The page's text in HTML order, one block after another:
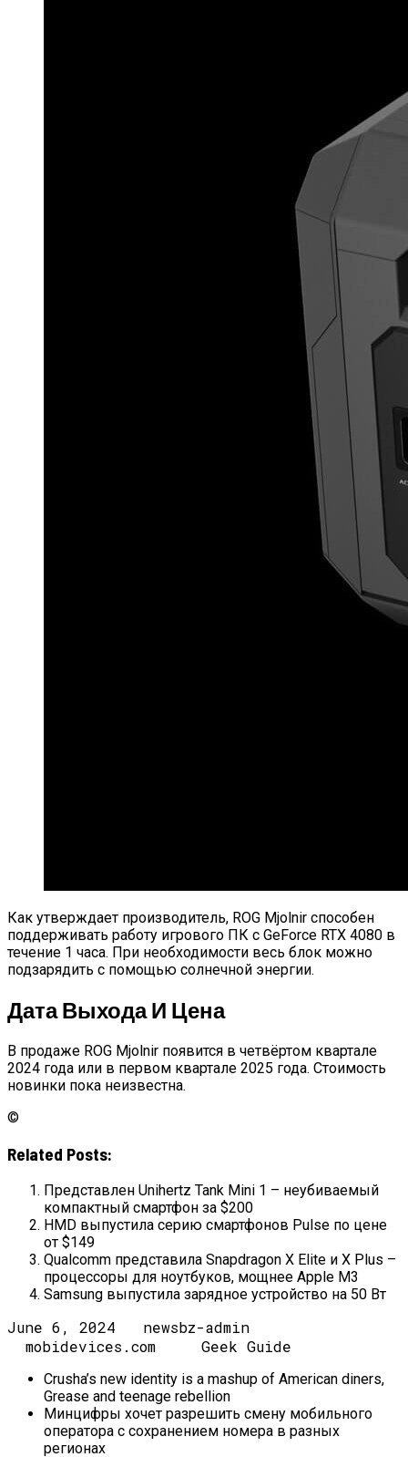
Как утверждает производитель, ROG Mjolnir способен
поддерживать работу игрового ПК с GeForce RTX 4080 в
течение 1 часа. При необходимости весь блок можно
подзарядить с помощью солнечной энергии.
Дата Выхода И Цена
В продаже ROG Mjolnir появится в четвёртом квартале
2024 года или в первом квартале 2025 года. Стоимость
новинки пока неизвестна.
©
Related Posts:
Представлен Unihertz Tank Mini 1 – неубиваемый
компактный смартфон за $200
HMD выпустила серию смартфонов Pulse по цене
от $149
Qualcomm представила Snapdragon X Elite и X Plus –
процессоры для ноутбуков, мощнее Apple M3
Samsung выпустила зарядное устройство на 50 Вт
June 6, 2024 newsbz-admin
mobidevices.com Geek Guide
Crusha’s new identity is a mashup of American diners,
Grease and teenage rebellion
Минцифры хочет разрешить смену мобильного
оператора с сохранением номера в разных
регионах